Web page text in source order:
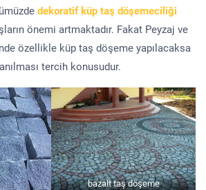
dekoratif küp taş döşemeciliği
önemi artmaktadır. Fakat Peyzaj ve
özellikle küp taş döşeme yapılacaksa
tercih konusudur.
bazalt taş döşeme